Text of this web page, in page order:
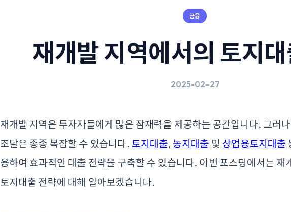
금융
재개발 지역에서의 토지
2025-02-27
재개발 지역은 투자자들에게 많은 잠재력을 제공하는 공간입니다. 그러
조달은 종종 복잡할 수 있습니다. 토지대출, 농지대출 및 상업용토지대출
용하여 효과적인 대출 전략을 구축할 수 있습니다. 이번 포스팅에서는 재
토지대출 전략에 대해 알아보겠습니다.